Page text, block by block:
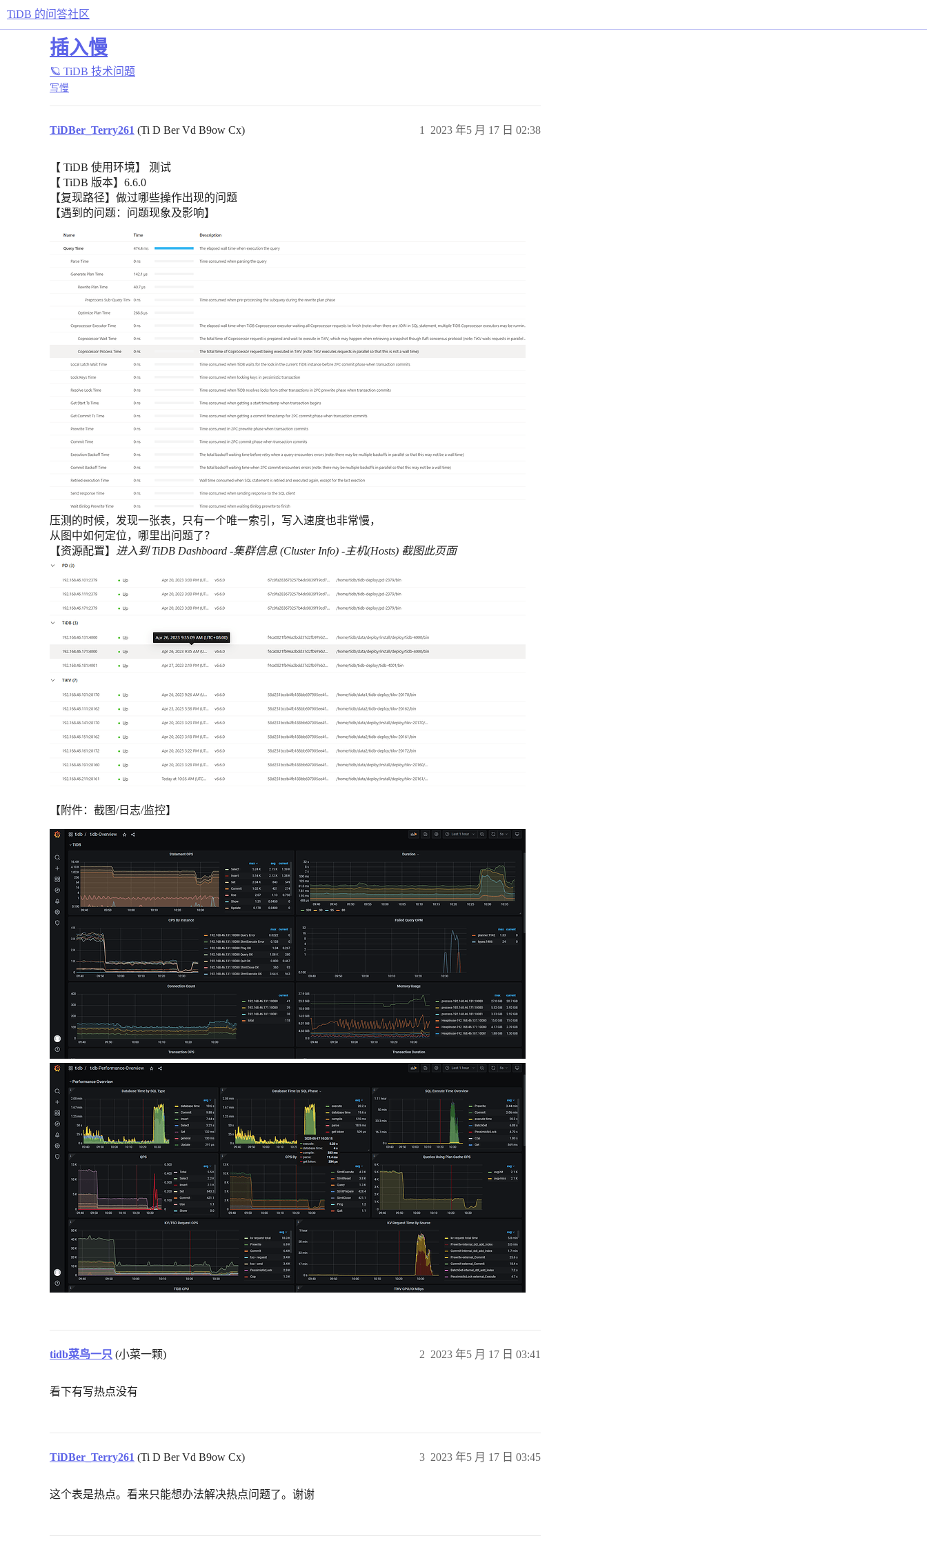
TiDB 的问答社区
插入慢
🪐 TiDB 技术问题
写慢
TiDBer_Terry261 (Ti D Ber Vd B9ow Cx) 2023 年5 月 17 日 02:38
1
【 TiDB 使用环境】 测试
【 TiDB 版本】6.6.0
【复现路径】做过哪些操作出现的问题
【遇到的问题：问题现象及影响】
压测的时候，发现一张表，只有一个唯一索引，写入速度也非常慢，
从图中如何定位，哪里出问题了？
【资源配置】
进入到 TiDB Dashboard -集群信息 (Cluster Info) -主机(Hosts) 截图此页面
【附件：截图/日志/监控】
tidb菜鸟一只 (小菜一颗) 2023 年5 月 17 日 03:41
2
看下有写热点没有
TiDBer_Terry261 (Ti D Ber Vd B9ow Cx) 2023 年5 月 17 日 03:45
3
这个表是热点。看来只能想办法解决热点问题了。谢谢